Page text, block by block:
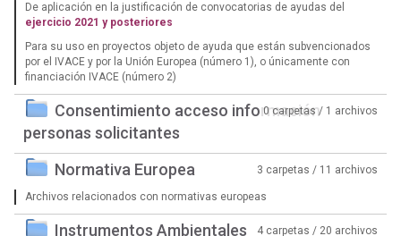
De aplicación en la justificación de convocatorias de ayudas del
ejercicio 2021 y posteriores
Para su uso en proyectos objeto de ayuda que están subvencionados
por el IVACE y por la Unión Europea (número 1), o únicamente con
financiación IVACE (número 2)
Consentimiento acceso información
personas solicitantes
0 carpetas / 1 archivos
Normativa Europea 3 carpetas / 11 archivos
Archivos relacionados con normativas europeas
Instrumentos Ambientales 4 carpetas / 20 archivos